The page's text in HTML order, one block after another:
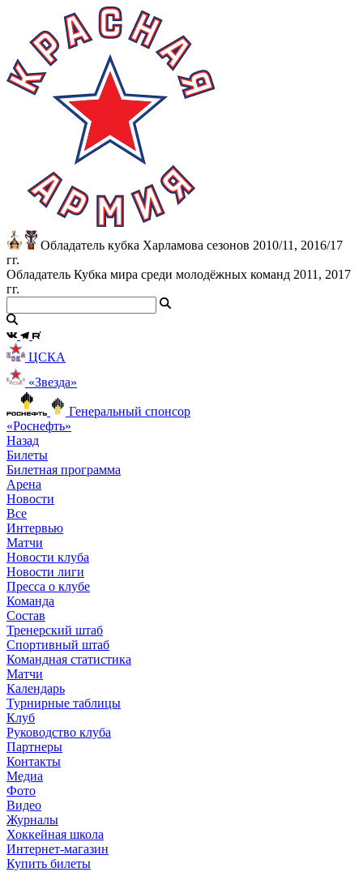
Обладатель кубка Харламова сезонов 2010/11, 2016/17
гг.
Обладатель Кубка мира среди молодёжных команд 2011, 2017
гг.
ЦСКА
«Звезда»
Генеральный спонсор
«Роснефть»
Назад
Билеты
Билетная программа
Арена
Новости
Все
Интервью
Матчи
Новости клуба
Новости лиги
Пресса о клубе
Команда
Состав
Тренерский штаб
Спортивный штаб
Командная статистика
Матчи
Календарь
Турнирные таблицы
Клуб
Руководство клуба
Партнеры
Контакты
Медиа
Фото
Видео
Журналы
Хоккейная школа
Интернет-магазин
Купить билеты